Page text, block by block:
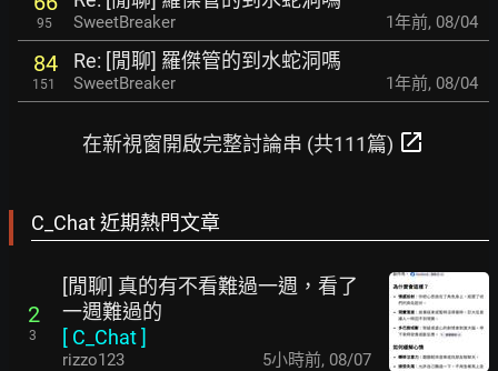
95 SweetBreaker 1年前, 08/04
84
151
Re: [閒聊] 羅傑管的到水蛇洞嗎
SweetBreaker 1年前, 08/04
在新視窗開啟完整討論串 (共111篇) open_in_new
C_Chat 近期熱門文章
2
3
[閒聊] 真的有不看難過一週，看了
一週難過的
[ C_Chat]
rizzo123 5小時前, 08/07